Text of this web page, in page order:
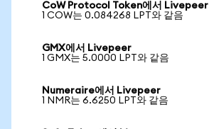
CoW Protocol Token에서 Livepeer
1 COW는 0.084268 LPT와 같음
GMX에서 Livepeer
1 GMX는 5.0000 LPT와 같음
Numeraire에서 Livepeer
1 NMR는 6.6250 LPT와 같음